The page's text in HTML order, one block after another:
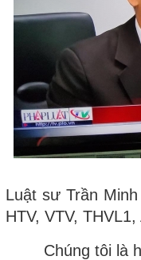
Luật sư Trần
HTV, VTV,
Chúng tôi là